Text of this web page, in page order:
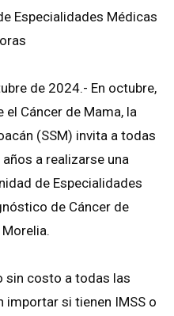
Especialidades Médicas
de 2024.- En octubre,
Cáncer de Mama, la
(SSM) invita a todas
a realizarse una
de Especialidades
de Cáncer de
sin costo a todas las
importar si tienen IMSS o